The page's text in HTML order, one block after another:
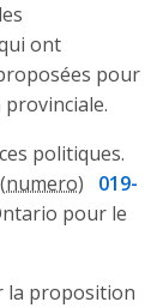
ont
pour
politiques.
019-
pour le
la proposition